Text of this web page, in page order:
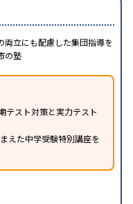
両立にも配慮した集団指導を
の塾
テスト対策と実力テスト
えた中学受験特別講座を